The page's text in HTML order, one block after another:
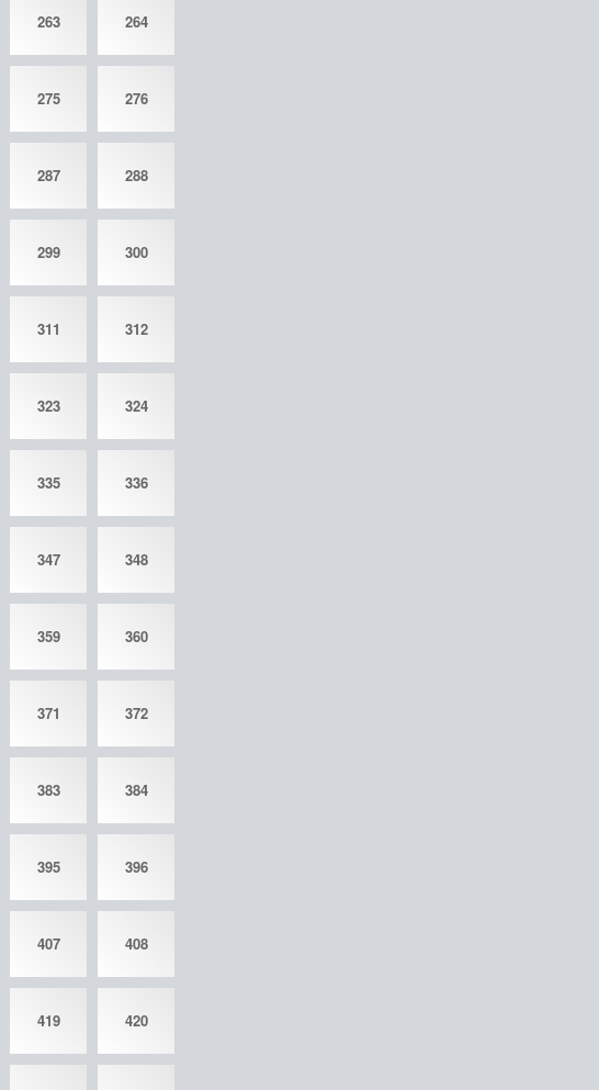
263 264
275 276
287 288
299 300
311 312
323 324
335 336
347 348
359 360
371 372
383 384
395 396
407 408
419 420